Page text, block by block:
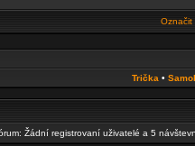
Označit
Trička •
Žádní registrovaní uživatelé a 5